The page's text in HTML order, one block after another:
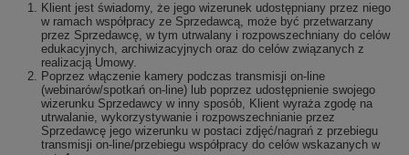
Klient jest świadomy, że jego wizerunek udostępniany przez niego
w ramach współpracy ze Sprzedawcą, może być przetwarzany
przez Sprzedawcę, w tym utrwalany i rozpowszechniany do celów
edukacyjnych, archiwizacyjnych oraz do celów związanych z
realizacją Umowy.
Poprzez włączenie kamery podczas transmisji on-line
(webinarów/spotkań on-line) lub poprzez udostępnienie swojego
wizerunku Sprzedawcy w inny sposób, Klient wyraża zgodę na
utrwalanie, wykorzystywanie i rozpowszechnianie przez
Sprzedawcę jego wizerunku w postaci zdjęć/nagrań z przebiegu
transmisji on-line/przebiegu współpracy do celów wskazanych w